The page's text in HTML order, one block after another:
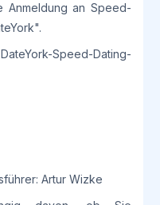
Anmeldung an Speed-
Speed-Dating-
Artur Wizke